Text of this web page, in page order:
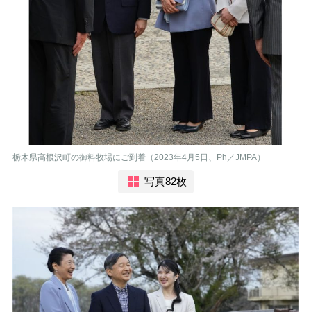
栃木県高根沢町の御料牧場にご到着（2023年4月5日、Ph／JMPA）
写真82枚